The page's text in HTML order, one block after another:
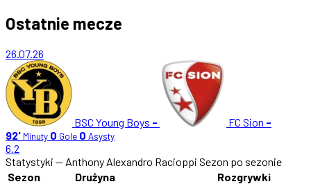
Ostatnie mecze
26.07.26
BSC Young Boys - FC Sion -
92' Minuty 0 Gole 0 Asysty
6.2
Statystyki — Anthony Alexandro Racioppi Sezon po sezonie
Sezon
Drużyna Rozgrywki